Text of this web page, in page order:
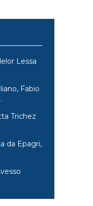
Lessa
Fabio
Trichez
da Epagri,